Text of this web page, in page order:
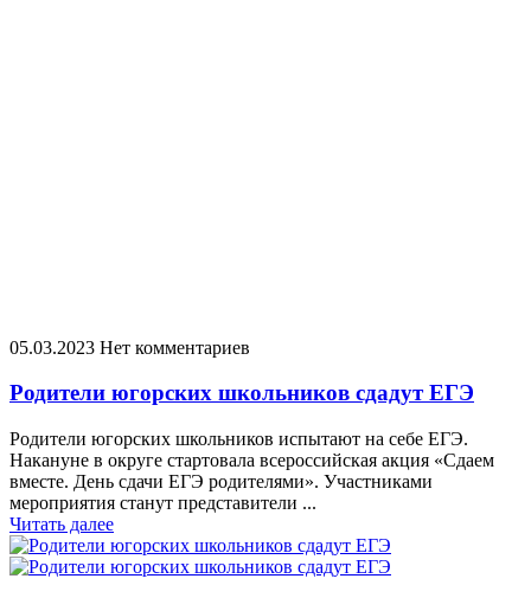
05.03.2023 Нет комментариев
Родители югорских школьников сдадут ЕГЭ
Родители югорских школьников испытают на себе ЕГЭ.
Накануне в округе стартовала всероссийская акция «Сдаем
вместе. День сдачи ЕГЭ родителями». Участниками
мероприятия станут представители ...
Читать далее